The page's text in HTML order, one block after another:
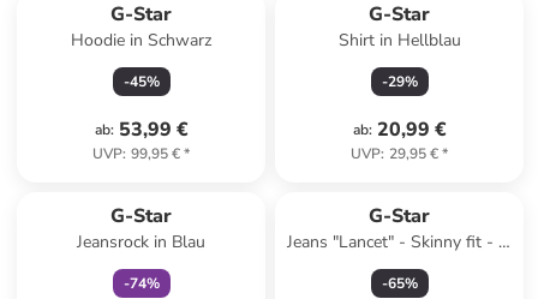
G-Star
Hoodie in Schwarz
-45%
ab: 53,99 €
UVP: 99,95 €*
G-Star
Shirt in Hellblau
-29%
ab: 20,99 €
UVP: 29,95 €*
G-Star
Jeansrock in Blau
-74%
G-Star
Jeans "Lancet" - Skinny fit - in
Dunkelblau
-65%